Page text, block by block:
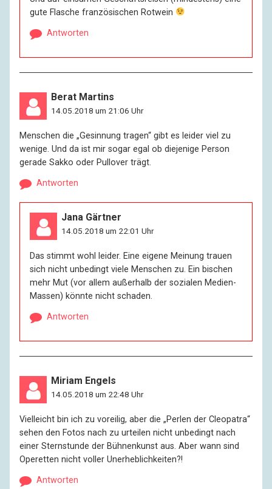
gute Flasche französischen Rotwein
Antworten
Berat Martins
14.05.2018 um 21:06 Uhr
Menschen die „Gesinnung tragen“ gibt es leider viel zu
wenige. Und da ist mir sogar egal ob diejenige Person
gerade Sakko oder Pullover trägt.
Antworten
Jana Gärtner
14.05.2018 um 22:01 Uhr
Das stimmt wohl leider. Eine eigene Meinung trauen
sich nicht unbedingt viele Menschen zu. Ein bischen
mehr Mut (vor allem außerhalb der sozialen Medien-
Massen) könnte nicht schaden.
Antworten
Miriam Engels
14.05.2018 um 22:48 Uhr
Vielleicht bin ich zu voreilig, aber die „Perlen der Cleopatra“
sehen den Fotos nach zu urteilen nicht unbedingt nach
einer Sternstunde der Bühnenkunst aus. Aber wann sind
Operetten nicht voller Unerheblichkeiten?!
Antworten